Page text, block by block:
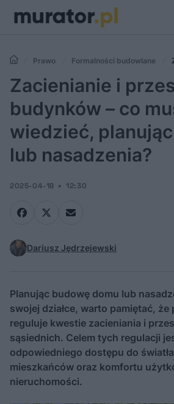
Prawo Formalności budowlane
budynków – co musisz wiedzieć, planując
Zacienianie i
budynków – co
wiedzieć,
lub nasadzenia?
2025-04-18 12:30
Dariusz Jędrzejewski
Planując budowę domu lub
swojej działce, warto pamiętać,
reguluje kwestie zacieniania i
sąsiednich. Celem tych regulacji
odpowiedniego dostępu do
mieszkańców oraz komfortu
nieruchomości.